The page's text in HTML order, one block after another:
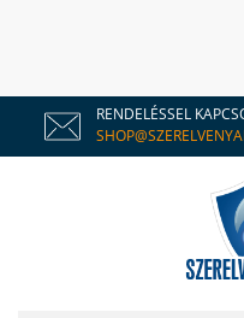
RENDELÉSSEL